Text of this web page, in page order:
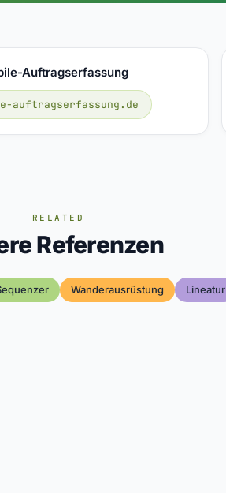
Auftragserfassung
auftragserfassung.de
RELATED
Referenzen
Wanderausrüstung Lineatur